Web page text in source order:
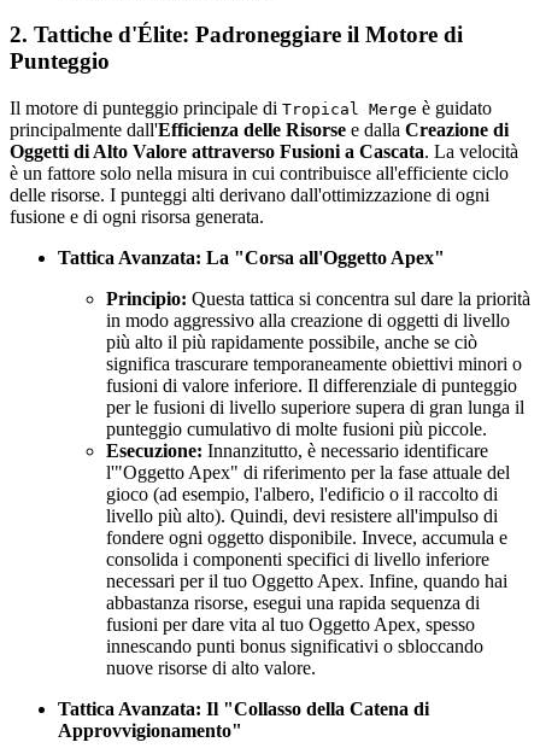
2. Tattiche d'Élite: Padroneggiare il Motore di
Punteggio
Il motore di punteggio principale di Tropical Merge è guidato
principalmente dall'Efficienza delle Risorse e dalla Creazione di
Oggetti di Alto Valore attraverso Fusioni a Cascata. La velocità
è un fattore solo nella misura in cui contribuisce all'efficiente ciclo
delle risorse. I punteggi alti derivano dall'ottimizzazione di ogni
fusione e di ogni risorsa generata.
Tattica Avanzata: La "Corsa all'Oggetto Apex"
Principio: Questa tattica si concentra sul dare la priorità
in modo aggressivo alla creazione di oggetti di livello
più alto il più rapidamente possibile, anche se ciò
significa trascurare temporaneamente obiettivi minori o
fusioni di valore inferiore. Il differenziale di punteggio
per le fusioni di livello superiore supera di gran lunga il
punteggio cumulativo di molte fusioni più piccole.
Esecuzione: Innanzitutto, è necessario identificare
l'"Oggetto Apex" di riferimento per la fase attuale del
gioco (ad esempio, l'albero, l'edificio o il raccolto di
livello più alto). Quindi, devi resistere all'impulso di
fondere ogni oggetto disponibile. Invece, accumula e
consolida i componenti specifici di livello inferiore
necessari per il tuo Oggetto Apex. Infine, quando hai
abbastanza risorse, esegui una rapida sequenza di
fusioni per dare vita al tuo Oggetto Apex, spesso
innescando punti bonus significativi o sbloccando
nuove risorse di alto valore.
Tattica Avanzata: Il "Collasso della Catena di
Approvvigionamento"